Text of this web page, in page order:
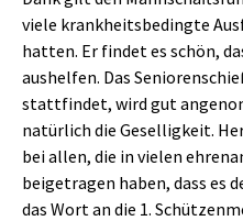
viele krankheitsbedingte
hatten. Er findet es schön,
aushelfen. Das
stattfindet, wird gut
natürlich die Geselligkeit.
bei allen, die in vielen
beigetragen haben, dass es
das Wort an die 1.